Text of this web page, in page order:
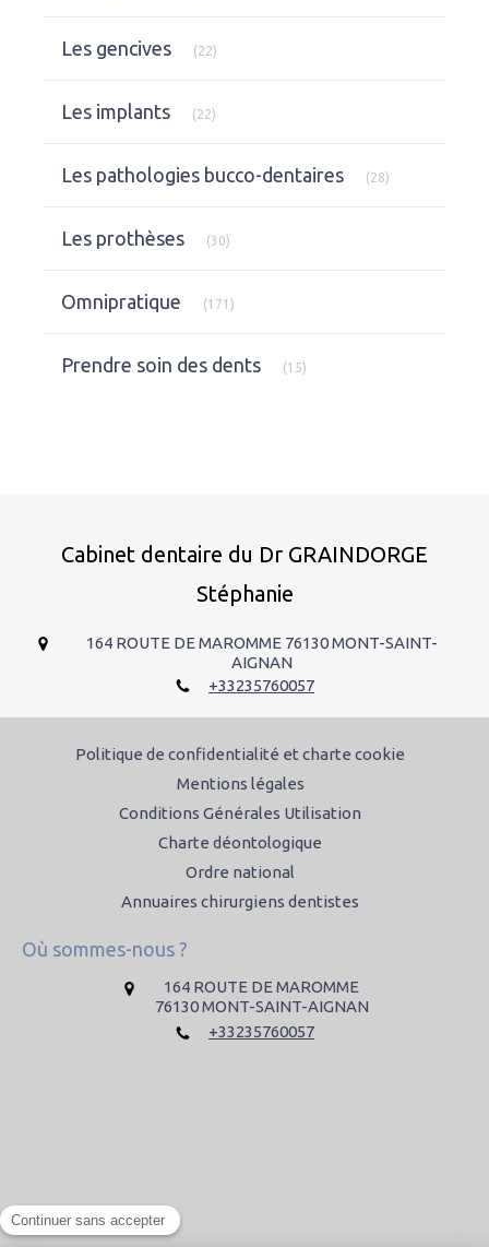
Les gencives (22)
Les implants (22)
Les pathologies bucco-dentaires (28)
Les prothèses (30)
Omnipratique (171)
Prendre soin des dents (15)
Cabinet dentaire du Dr GRAINDORGE
Stéphanie
164 ROUTE DE MAROMME 76130 MONT-SAINT-
AIGNAN
+33235760057
Politique de confidentialité et charte cookie
Mentions légales
Conditions Générales Utilisation
Charte déontologique
Ordre national
Annuaires chirurgiens dentistes
Où sommes-nous ?
164 ROUTE DE MAROMME
76130 MONT-SAINT-AIGNAN
+33235760057